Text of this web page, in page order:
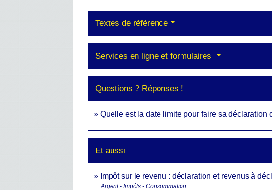
Textes de référence
Services en ligne et formulaires
Questions ? Réponses !
Quelle est la date limite pour faire sa déclaration
Et aussi
Impôt sur le revenu : déclaration et revenus à
Argent - Impôts - Consommation